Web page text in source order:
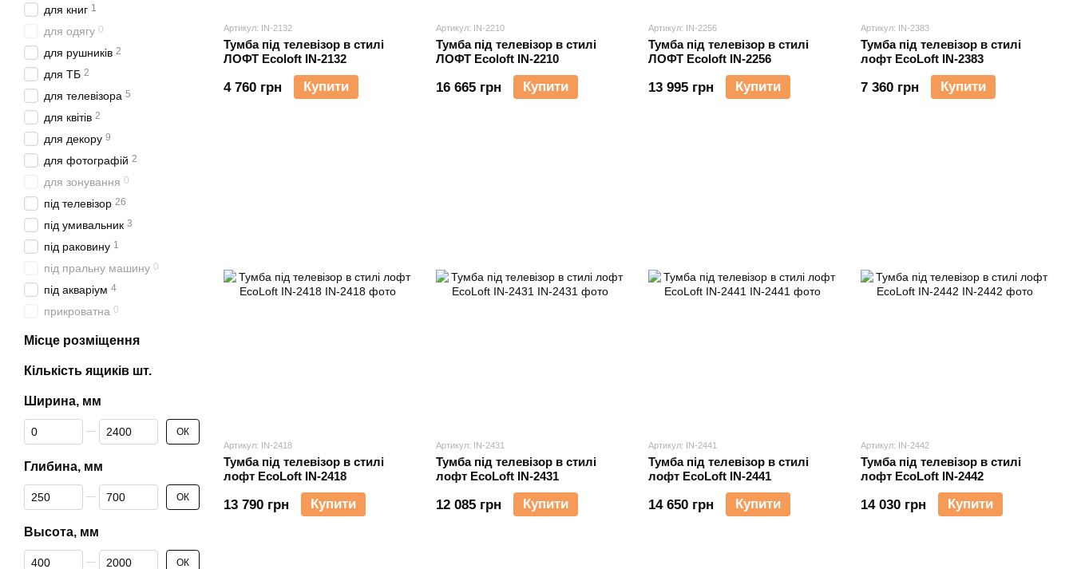
Артикул: IN-2132
Тумба під телевізор в стилі
ЛОФТ Ecoloft IN-2132
4 760 грн Купити
Артикул: IN-2210
Тумба під телевізор в стилі
ЛОФТ Ecoloft IN-2210
16 665 грн Купити
Артикул: IN-2256
Тумба під телевізор в стилі
ЛОФТ Ecoloft IN-2256
13 995 грн Купити
Артикул: IN-2383
Тумба під телевізор в стилі
лофт EcoLoft IN-2383
7 360 грн Купити
Артикул: IN-2418
Тумба під телевізор в стилі
лофт EcoLoft IN-2418
13 790 грн Купити
Артикул: IN-2431
Тумба під телевізор в стилі
лофт EcoLoft IN-2431
12 085 грн Купити
Артикул: IN-2441
Тумба під телевізор в стилі
лофт EcoLoft IN-2441
14 650 грн Купити
Артикул: IN-2442
Тумба під телевізор в стилі
лофт EcoLoft IN-2442
14 030 грн Купити
для книг 1
для одягу 0
для рушників 2
для ТБ 2
для телевізора 5
для квітів 2
для декору 9
для фотографій 2
для зонування 0
під телевізор 26
під умивальник 3
під раковину 1
під пральну машину 0
під акваріум 4
прикроватна 0
Місце розміщення
Кількість ящиків шт.
Ширина, мм
Від Ширина, мм
До Ширина, мм ОК
Глибина, мм
Від Глибина, мм
До Глибина, мм ОК
Высота, мм
Від Высота, мм
До Высота, мм ОК